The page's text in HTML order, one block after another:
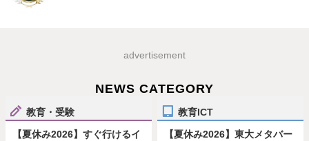
advertisement
NEWS CATEGORY
教育・受験
【夏休み2026】すぐ行けるイ
教育ICT
【夏休み2026】東大メタバー